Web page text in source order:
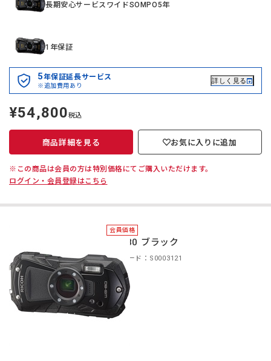
長期安心サービスワイドSOMPO5年
1年保証
5年保証延長サービス
※追加費用あり
詳しく見る
定
価
¥54,800税込
商品詳細を見る お気に入りに追加
※この商品は会員の方は特別価格にてご購入いただけます。
ログイン・会員登録はこちら
会員価格
WG-80 ブラック
商品コード：S0003121